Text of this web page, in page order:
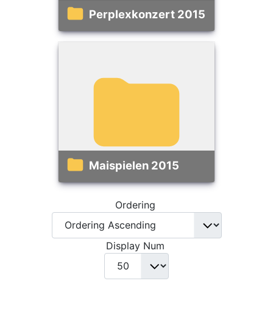
Perplexkonzert 2015
Maispielen 2015
Ordering
Display Num